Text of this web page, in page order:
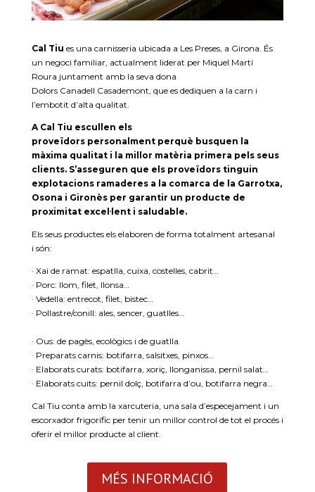
Cal Tiu es una carnisseria ubicada a Les Preses, a Girona. És
un negoci familiar, actualment liderat per Miquel Martí
Roura juntament amb la seva dona
Dolors Canadell Casademont, que es dediquen a la carn i
l’embotit d’alta qualitat.
A Cal Tiu escullen els
proveïdors personalment perquè busquen la
màxima qualitat i la millor matèria primera pels seus
clients. S’asseguren que els proveïdors tinguin
explotacions ramaderes a la comarca de la Garrotxa,
Osona i Gironès per garantir un producte de
proximitat excel·lent i saludable.
Els seus productes els elaboren de forma totalment artesanal
i són:
· Xai de ramat: espatlla, cuixa, costelles, cabrit…
· Porc: llom, filet, llonsa
· Vedella: entrecot, filet, bistec…
· Pollastre/conill: ales, sencer, guatlles…
· Ous: de pagès, ecològics i de guatlla.
· Preparats carnis: botifarra, salsitxes, pinxos…
· Elaborats curats: botifarra, xoriç, llonganissa, pernil salat…
· Elaborats cuits: pernil dolç, botifarra d’ou, botifarra negra…
Cal Tiu conta amb la xarcuteria, una sala d’especejament i un
escorxador frigorífic per tenir un millor control de tot el procés i
oferir el millor producte al client.
MÉS INFORMACIÓ